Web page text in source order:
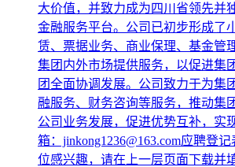
大价值，并致力成为四川省领先并
金融服务平台。公司已初步形成了
赁、票据业务、商业保理、基金管
集团内外市场提供服务，以促进集
团全面协调发展。公司致力于为集
融服务、财务咨询等服务，推动集
公司业务发展，促进优势互补，实
箱：jinkong1236@163.com应聘登
位感兴趣，请在上一层页面下载并